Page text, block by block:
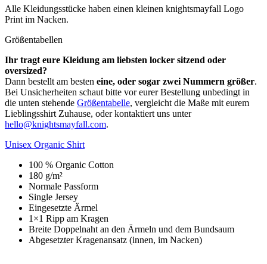
Alle Kleidungsstücke haben einen kleinen knightsmayfall Logo
Print im Nacken.
Größentabellen
Ihr tragt eure Kleidung am liebsten locker sitzend oder
oversized?
Dann bestellt am besten eine, oder sogar zwei Nummern größer.
Bei Unsicherheiten schaut bitte vor eurer Bestellung unbedingt in
die unten stehende Größentabelle, vergleicht die Maße mit eurem
Lieblingsshirt Zuhause, oder kontaktiert uns unter
hello@knightsmayfall.com.
Unisex Organic Shirt
100 % Organic Cotton
180 g/m²
Normale Passform
Single Jersey
Eingesetzte Ärmel
1×1 Ripp am Kragen
Breite Doppelnaht an den Ärmeln und dem Bundsaum
Abgesetzter Kragenansatz (innen, im Nacken)